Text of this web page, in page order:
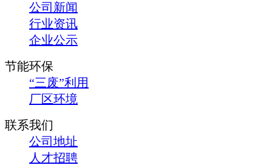
公司新闻
行业资讯
企业公示
节能环保
“三废”利用
厂区环境
联系我们
公司地址
人才招聘